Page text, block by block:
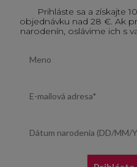
Prihláste sa a získajte
objednávku nad 28 €. Ak
narodenín, oslávime ich s